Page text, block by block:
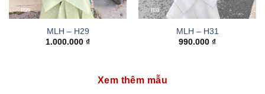
MLH – H29
1.000.000 ₫
MLH – H31
990.000 ₫
Xem thêm mẫu